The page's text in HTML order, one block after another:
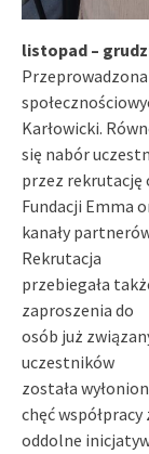
listopad –
Karłowicki.
się nabór
przez rekrutację
Fundacji Emma
kanały
Rekrutacja
przebiegała
zaproszenia do
osób już
uczestników
została
chęć
oddolne